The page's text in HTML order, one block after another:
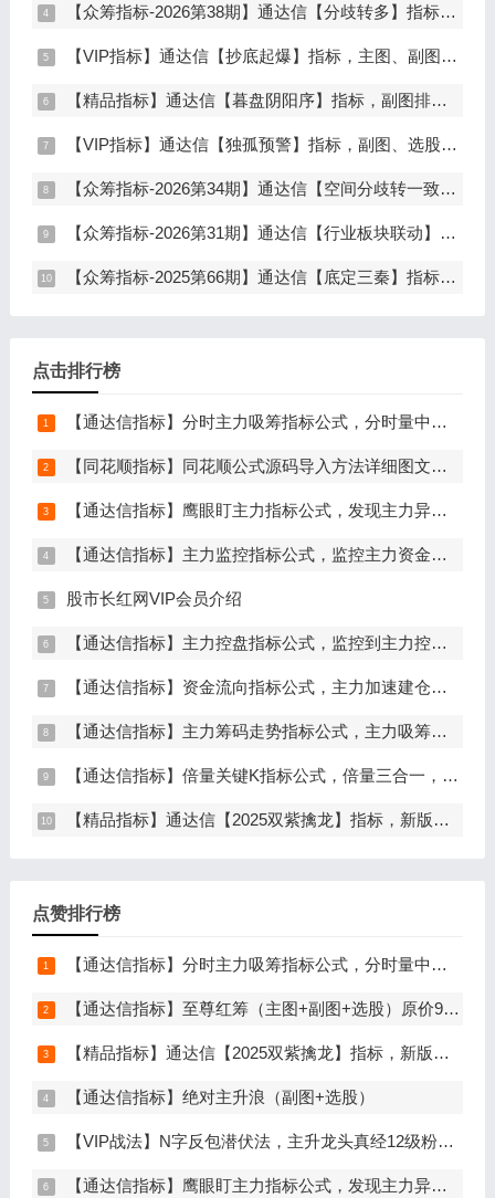
【众筹指标-2026第38期】通达信【分歧转多】指标，主图、副图、选股，首板分歧低吸二波行情，信号少，胜率高，手机电脑通达信通用
【VIP指标】通达信【抄底起爆】指标，主图、副图、选股，趋势缩量放量三重信号确认，解决抄底总在半山腰难题，手机电脑通达信通用
【精品指标】通达信【暮盘阴阳序】指标，副图排序，尾盘选股，电脑版量化辅助工具，尾盘排序，信号全天不变，仅限电脑通达信使用
【VIP指标】通达信【独孤预警】指标，副图、选股，码力金矿独创趋势企稳预警，无未来函数，手机电脑通达信通用
【众筹指标-2026第34期】通达信【空间分歧转一致】指标，主图、副图、选股，中长线波段低吸，分歧后一致量化信号，低吸二波，无未来函数，手机电脑通达信通用
【众筹指标-2026第31期】通达信【行业板块联动】指标，主图、选股，精准捕捉板块行情，分清龙头补涨规避回落，无未来函数，仅支持电脑通达信
【众筹指标-2025第66期】通达信【底定三秦】指标，主图、副图、选股，连板龙头低吸精准量化，出票少而精，五年平均胜率92%，手机电脑通达信通用
点击排行榜
【通达信指标】分时主力吸筹指标公式，分时量中显主力（分时副图）
【同花顺指标】同花顺公式源码导入方法详细图文教程
【通达信指标】鹰眼盯主力指标公式，发现主力异动资金（副图+选股）
【通达信指标】主力监控指标公式，监控主力资金和筹码异动（副图+选股）
股市长红网VIP会员介绍
【通达信指标】主力控盘指标公式，监控到主力控盘时间越长，后期爆发力越大（副图+选股）
【通达信指标】资金流向指标公式，主力加速建仓（副图+选股）
【通达信指标】主力筹码走势指标公式，主力吸筹，筹码集中度解析，挖掘大资金信号（副图+选股）
【通达信指标】倍量关键K指标公式，倍量三合一，关键起涨K线（主图+副图+选股）
【精品指标】通达信【2025双紫擒龙】指标，新版主图、副图、选股，主力吸筹套装，手机电脑通达信通用
点赞排行榜
【通达信指标】分时主力吸筹指标公式，分时量中显主力（分时副图）
【通达信指标】至尊红筹（主图+副图+选股）原价9999元的全套指标
【精品指标】通达信【2025双紫擒龙】指标，新版主图、副图、选股，主力吸筹套装，手机电脑通达信通用
【通达信指标】绝对主升浪（副图+选股）
【VIP战法】N字反包潜伏法，主升龙头真经12级粉丝专属战法，节点潜伏
【通达信指标】鹰眼盯主力指标公式，发现主力异动资金（副图+选股）